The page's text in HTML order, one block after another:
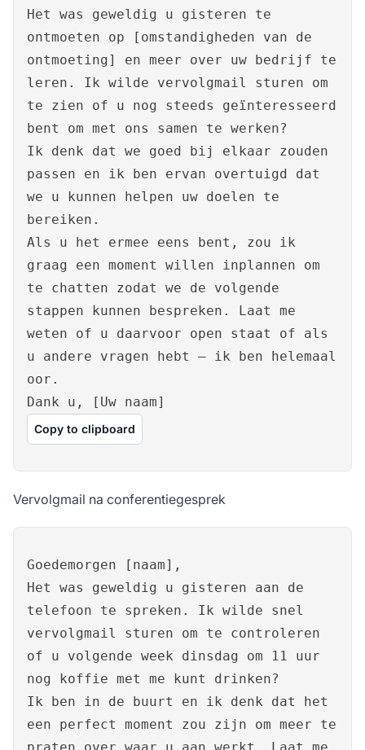
Het was geweldig u gisteren te
ontmoeten op [omstandigheden van de
ontmoeting] en meer over uw bedrijf te
leren. Ik wilde vervolgmail sturen om
te zien of u nog steeds geïnteresseerd
bent om met ons samen te werken?
Ik denk dat we goed bij elkaar zouden
passen en ik ben ervan overtuigd dat
we u kunnen helpen uw doelen te
bereiken.
Als u het ermee eens bent, zou ik
graag een moment willen inplannen om
te chatten zodat we de volgende
stappen kunnen bespreken. Laat me
weten of u daarvoor open staat of als
u andere vragen hebt – ik ben helemaal
oor.
Dank u, [Uw naam]
Copy to clipboard
Vervolgmail na conferentiegesprek
Goedemorgen [naam],
Het was geweldig u gisteren aan de
telefoon te spreken. Ik wilde snel
vervolgmail sturen om te controleren
of u volgende week dinsdag om 11 uur
nog koffie met me kunt drinken?
Ik ben in de buurt en ik denk dat het
een perfect moment zou zijn om meer te